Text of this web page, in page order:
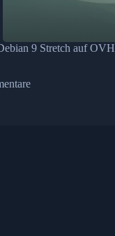
9 Stretch auf OVH